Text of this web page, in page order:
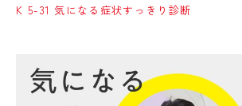
K 5-31 気になる症状すっきり診断